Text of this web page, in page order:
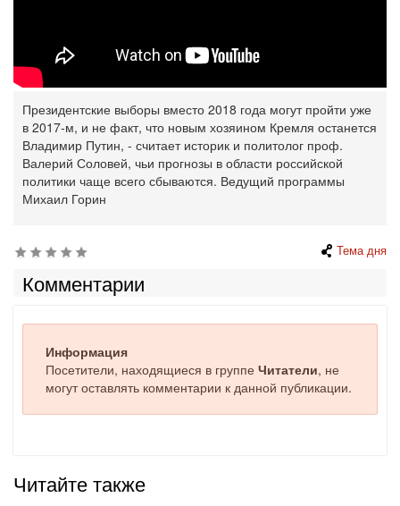
Президентские выборы вместо 2018 года могут пройти уже
в 2017-м, и не факт, что новым хозяином Кремля останется
‎Владимир Путин, - считает историк и политолог проф.
Валерий Соловей, чьи прогнозы в области российской
политики чаще всего ‎сбываются.‎ Ведущий программы
Михаил Горин
Тема дня
Комментарии
Информация
Посетители, находящиеся в группе Читатели, не
могут оставлять комментарии к данной публикации.
Читайте также